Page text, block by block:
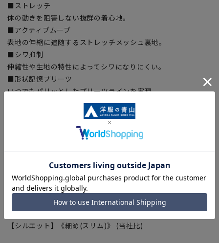
■ストレッチ
体の動きを阻害しない抜群の着心地。
■アクティブムーブ
表地の伸縮に追随するストレッチメッシュ裏地。
■シワ抑制
伸縮性や生地の特性によってシワになりにくい。
■形状記憶プリーツ
いつでもパリッとしたプリーツラインを実現。
交互に履くことで綺麗にパンツ長持ち。
この商品はリサイクル原料を使用し、プラスチック・スマート
に賛同しています。
■ECOBLUE(100%リサイクルポリエステル)
『ECOBLUE』はマテリアルリサイクルにより、ペットボトル
を繊維へと再生しています。当製品は裏地の糸の一部に
『ECOBLUE』を使用しています。
【シルエット】《細め(スリム)》 (当社比)